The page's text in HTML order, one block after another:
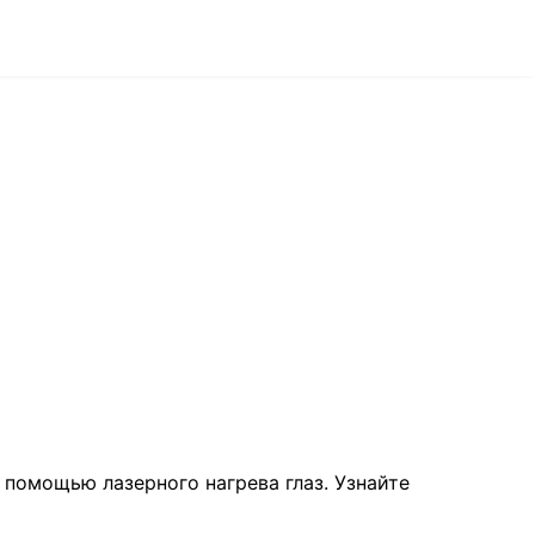
лазерного нагрева глаз. Узнайте